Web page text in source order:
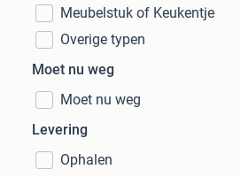
Meubelstuk of Keukentje
Overige typen
Moet nu weg
Moet nu weg
Levering
Ophalen